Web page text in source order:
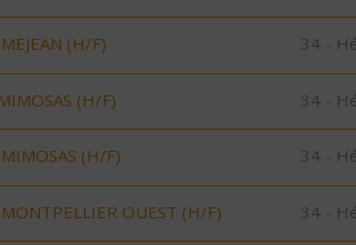
(H/F) 34 -
(H/F) 34 -
(H/F) 34 -
OUEST (H/F) 34 -